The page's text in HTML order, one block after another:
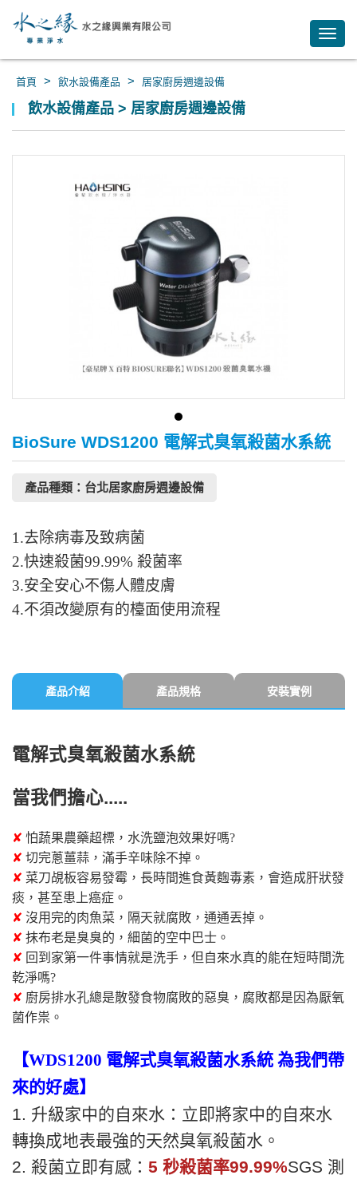
首頁 > 飲水設備產品 > 居家廚房週邊設備
飲水設備產品 > 居家廚房週邊設備
BioSure WDS1200 電解式臭氧殺菌水系統
產品種類：台北居家廚房週邊設備
1.去除病毒及致病菌
2.快速殺菌99.99% 殺菌率
3.安全安心不傷人體皮膚
4.不須改變原有的檯面使用流程
產品介紹 產品規格 安裝實例
電解式臭氧殺菌水系統
當我們擔心.....
✘ 怕蔬果農藥超標，水洗鹽泡效果好嗎?
✘ 切完蔥薑蒜，滿手辛味除不掉。
✘ 菜刀覘板容易發霉，長時間進食黃麴毒素，會造成肝狀發
痰，甚至患上癌症。
✘ 沒用完的肉魚菜，隔天就腐敗，通通丟掉。
✘ 抹布老是臭臭的，細菌的空中巴士。
✘ 回到家第一件事情就是洗手，但自來水真的能在短時間洗
乾淨嗎?
✘ 廚房排水孔總是散發食物腐敗的惡臭，腐敗都是因為厭氧
菌作祟。
【WDS1200 電解式臭氧殺菌水系統 為我們帶
來的好處】
1. 升級家中的自來水：立即將家中的自來水
轉換成地表最強的天然臭氧殺菌水。
2. 殺菌立即有感： 5 秒殺菌率99.99%SGS 測